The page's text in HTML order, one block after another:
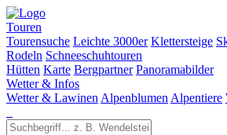
Touren
Tourensuche Leichte 3000er Klettersteige
Rodeln Schneeschuhtouren
Hütten Karte Bergpartner Panoramabilder
Wetter & Infos
Wetter & Lawinen Alpenblumen Alpentiere